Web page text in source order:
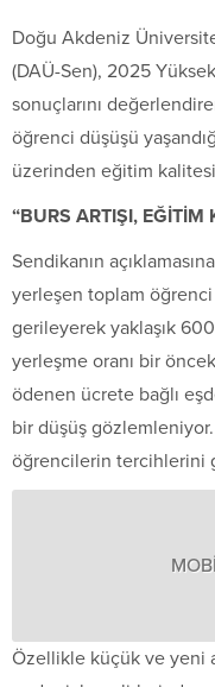
Doğu Akdeniz
(DAÜ-Sen), 2025
sonuçlarını
öğrenci düşüşü
üzerinden eğitim
“BURS ARTIŞI, EĞİTİM
Sendikanın
yerleşen toplam öğrenci
gerileyerek yaklaşık
yerleşme oranı bir
ödenen ücrete bağlı
bir düşüş gözlemleniyor.
öğrencilerin tercihlerini
Özellikle küçük ve yeni